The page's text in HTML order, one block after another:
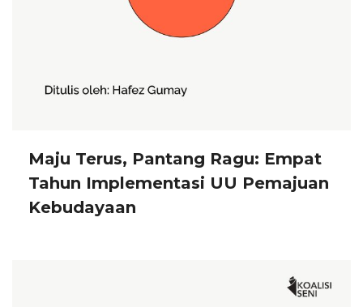
Maju Terus, Pantang Ragu: Empat
Tahun Implementasi UU Pemajuan
Kebudayaan